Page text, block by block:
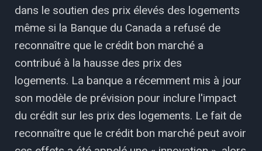
dans le soutien des prix élevés des logements
même si la Banque du Canada a refusé de
reconnaître que le crédit bon marché a
contribué à la hausse des prix des
logements. La banque a récemment mis à jour
son modèle de prévision pour inclure l'impact
du crédit sur les prix des logements. Le fait de
reconnaître que le crédit bon marché peut avoir